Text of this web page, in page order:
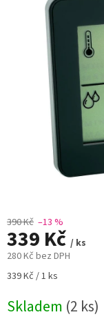
hvězdiček.
390 Kč –13 %
339 Kč / ks
280 Kč bez DPH
Měrná
339 Kč / 1 ks
Skladem (2 ks)